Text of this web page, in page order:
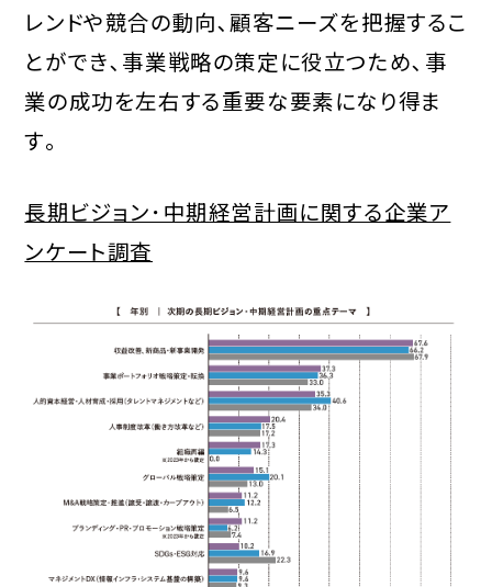
レンドや競合の動向､顧客ニーズを把握するこ
とができ､事業戦略の策定に役立つため､事
業の成功を左右する重要な要素になり得ま
す｡
長期ビジョン･中期経営計画に関する企業ア
ンケート調査